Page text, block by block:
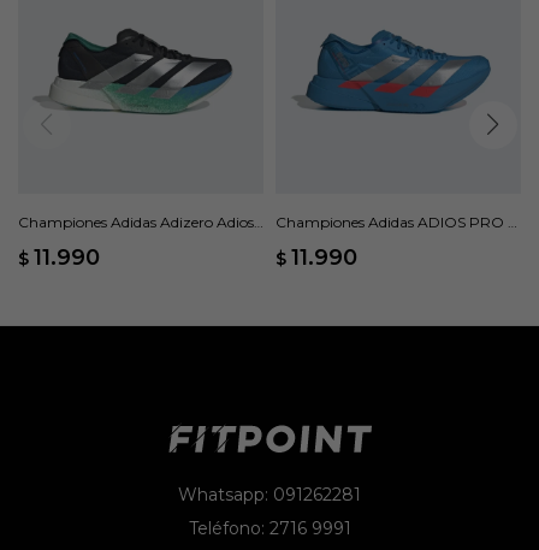
Championes Adidas Adizero Adios
$ 11.990
Championes Adidas ADIOS PRO 4
$ 11.990
Whatsapp: 091262281
Teléfono: 2716 9991